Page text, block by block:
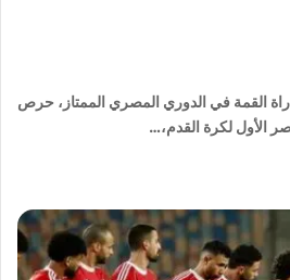
القمة في الدوري المصري الممتاز، حرص
الأول لكرة القدم،…